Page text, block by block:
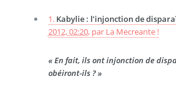
1. Kabylie : l’injonction de
2012, 02:20, par La Mecreante !
« En fait, ils ont injonction de
obéiront-ils ? »